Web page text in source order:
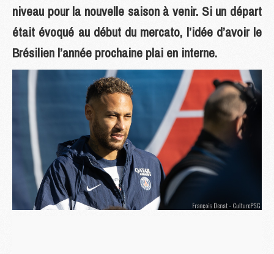
niveau pour la nouvelle saison à venir. Si un départ
était évoqué au début du mercato, l’idée d’avoir le
Brésilien l’année prochaine plai en interne.